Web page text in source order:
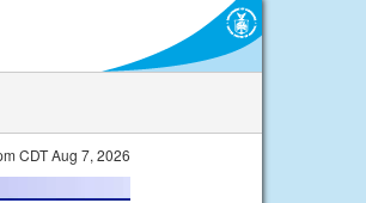
CDT Aug 7, 2026